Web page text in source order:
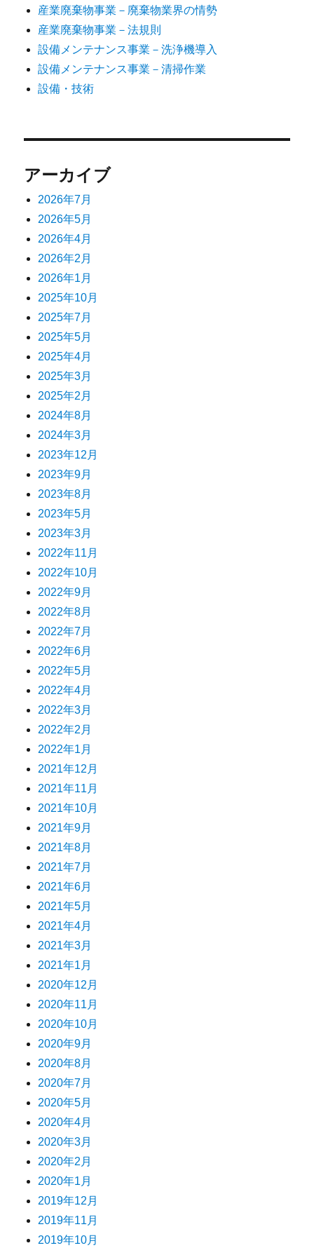
産業廃棄物事業－廃棄物業界の情勢
産業廃棄物事業－法規則
設備メンテナンス事業－洗浄機導入
設備メンテナンス事業－清掃作業
設備・技術
アーカイブ
2026年7月
2026年5月
2026年4月
2026年2月
2026年1月
2025年10月
2025年7月
2025年5月
2025年4月
2025年3月
2025年2月
2024年8月
2024年3月
2023年12月
2023年9月
2023年8月
2023年5月
2023年3月
2022年11月
2022年10月
2022年9月
2022年8月
2022年7月
2022年6月
2022年5月
2022年4月
2022年3月
2022年2月
2022年1月
2021年12月
2021年11月
2021年10月
2021年9月
2021年8月
2021年7月
2021年6月
2021年5月
2021年4月
2021年3月
2021年1月
2020年12月
2020年11月
2020年10月
2020年9月
2020年8月
2020年7月
2020年5月
2020年4月
2020年3月
2020年2月
2020年1月
2019年12月
2019年11月
2019年10月